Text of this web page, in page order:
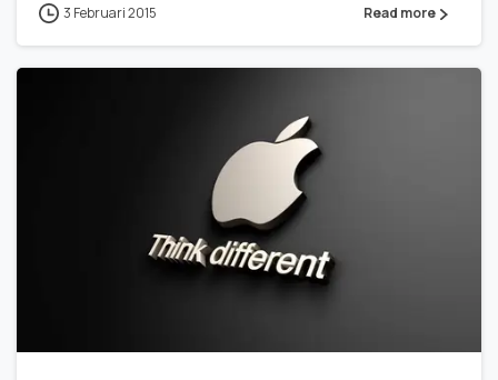
3 Februari 2015 Read more